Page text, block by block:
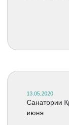
13.05.2020
Санатории
июня